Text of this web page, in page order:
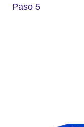
Paso 5